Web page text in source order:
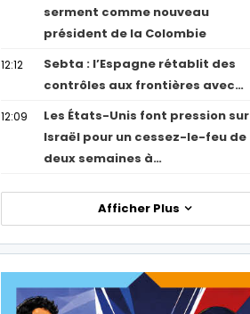
serment comme nouveau
président de la Colombie
12:12
Sebta : l’Espagne rétablit des
contrôles aux frontières avec…
12:09
Les États-Unis font pression sur
Israël pour un cessez-le-feu de
deux semaines à…
Afficher Plus